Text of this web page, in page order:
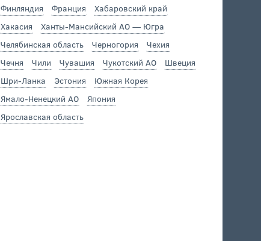
Финляндия
Франция
Хабаровский край
Хакасия
Ханты-Мансийский АО — Югра
Челябинская область
Черногория
Чехия
Чечня
Чили Чувашия Чукотский АО
Швеция
Шри-Ланка
Эстония
Южная Корея
Ямало-Ненецкий АО
Япония
Ярославская область